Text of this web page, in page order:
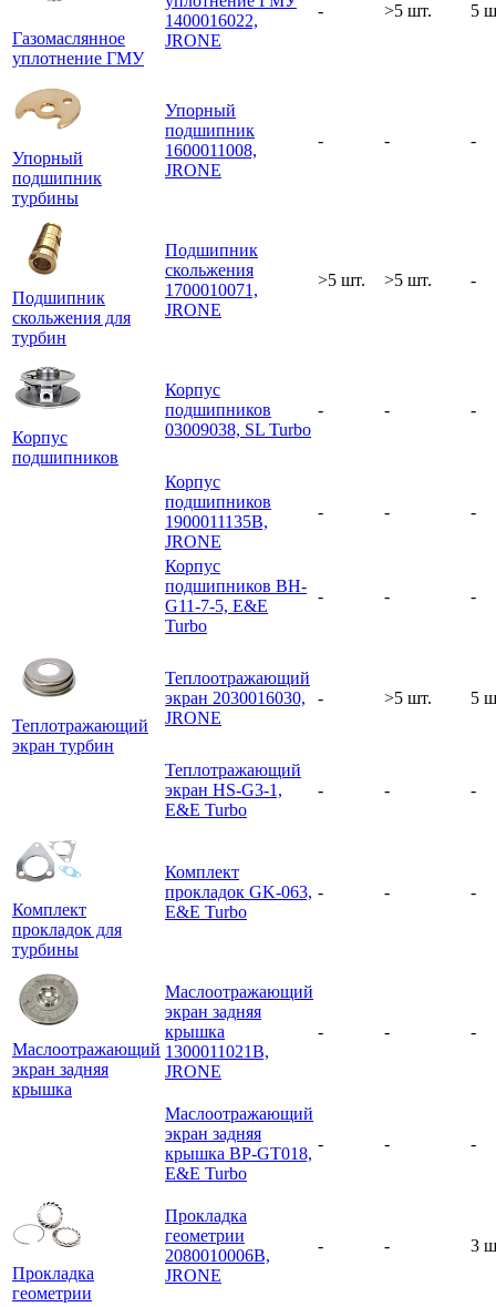
Газомаслянное
уплотнение ГМУ
1400016022,
JRONE
- >5 шт. 5
Упорный
подшипник
турбины
Упорный
подшипник
1600011008,
JRONE
- - -
Подшипник
скольжения для
турбин
Подшипник
скольжения
1700010071,
JRONE
>5 шт. >5 шт. -
Корпус
подшипников
Корпус
подшипников
03009038, SL Turbo
- - -
Корпус
подшипников
1900011135B,
JRONE
- - -
Корпус
подшипников BH-
G11-7-5, E&E
Turbo
- - -
Теплотражающий
экран турбин
Теплоотражающий
экран 2030016030,
JRONE
- >5 шт. 5
Теплотражающий
экран HS-G3-1,
E&E Turbo
- - -
Комплект
прокладок для
турбины
Комплект
прокладок GK-063,
E&E Turbo
- - -
Маслоотражающий
экран задняя
крышка
Маслоотражающий
экран задняя
крышка
1300011021B,
JRONE
- - -
Маслоотражающий
экран задняя
крышка BP-GT018,
E&E Turbo
- - -
Прокладка
геометрии
Прокладка
геометрии
2080010006B,
JRONE
- - 3